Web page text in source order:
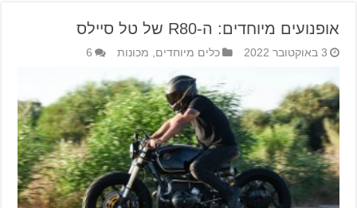
אופנועים מיוחדים: ה-R80 של טל סיילס
3 באוקטובר 2022 כלים מיוחדים מכונות 6